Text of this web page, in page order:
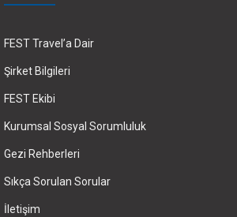
FEST Travel’a Dair
Şirket Bilgileri
FEST Ekibi
Kurumsal Sosyal Sorumluluk
Gezi Rehberleri
Sıkça Sorulan Sorular
İletişim